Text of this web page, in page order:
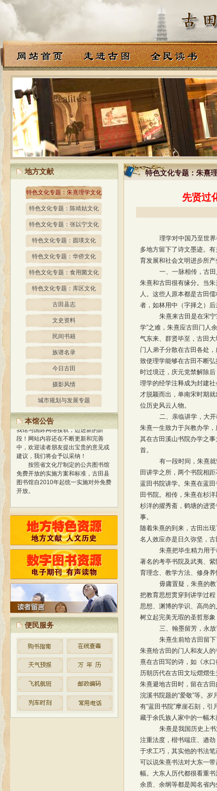
地方文献
特色文化专题：朱熹理学文化
特色文化专题：陈靖姑文化
特色文化专题：张以宁文化
特色文化专题：圆瑛文化
特色文化专题：华侨文化
特色文化专题：食用菌文化
特色文化专题：库区文化
古田县志
文史资料
民间书籍
族谱名录
今日古田
摄影风情
城市规划与发展专题
本馆公告
经过精心策划、设计，我馆网站
于2013年1月正式开通使用，标志着
我馆与国际网络接轨，迈进新的阶
段！网站内容还在不断更新和完善
中，欢迎读者朋友提出宝贵的意见或
建议，我们将会予以采纳！
按照省文化厅制定的公共图书馆
免费开放的实施方案和标准，古田县
图书馆自2010年起统一实施对外免费
开放。
我馆与国际网络接轨，迈进新的阶
段！ 网站内容还在不断更新和完善
中，欢迎读者朋友提出宝贵的意见或
建议，我们将会予以采纳！
按照省文化厅制定的公共图书馆
免费开放的实施方案和标准，古田县
图书馆自2010年起统一实施对外免费
开放。
便民服务
特色文化专题：朱熹
特色文化专题：朱熹
先贤过
理学对中国乃至世
多地方留下了诗文墨迹。
育发展和社会文明进步所
一、一脉相传，古
朱熹和古田很有缘分。当
人。这些人原本都是古田
者，如林用中（字择之）
朱熹来古田是在宋
学”之难，朱熹应古田门人
气东来、群贤毕至，古田
门人弟子分散在古田各处
致使理学能够在古田不断
时过境迁，庆元党禁解除
理学的经学注释成为封建
才脱颖而出，单南宋时期
位历史风云人物。
二、亲临讲学，大
朱熹一生致力于兴教办学
其在古田溪山书院办学之
首。
有一段时间，朱熹
田讲学之所，两个书院相
蓝田书院讲学。朱熹在蓝
田书院。相传，朱熹在杉
杉洋的擢秀斋，鹤塘的进
事。
随着朱熹的到来，古田出
名人效应亦是日久弥坚，
朱熹把毕生精力用
著名的考亭书院及武夷、
育理念、教学方法、修身
毋庸置疑，朱熹的
把教育思想贯穿到讲学过
思想、渊博的学识、高尚
树立起完美无瑕的圣哲形
三、翰墨留芳，永
朱熹生前给古田留
朱熹给古田的门人和友人
熹在古田写的诗，如《水
历朝历代在古田文坛熠熠
朱熹避地古田时，留在古田
浣溪书院题的“爱敬”等。
有“蓝田书院”摩崖石刻，引
藏于余氏族人家中的一幅
朱熹是我国历史上
注重法度，楷书端庄、遒
于求工巧，其实他的书法
可以说朱熹书法对大东一
幅。大东人历代都很看重
余质、余纲等都是闻名省